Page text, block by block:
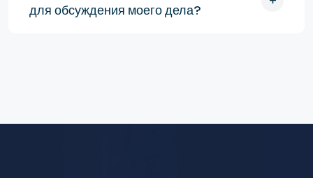
для обсуждения моего дела?